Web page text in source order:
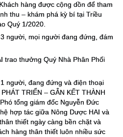
hàng được cộng dồn để tham
thu – khám phá kỳ bí tại Triều
Quý 1/2020.
trao thưởng Quý Nhà Phân Phối
TRIỂN – GẮN KẾT THÀNH
tổng giám đốc Nguyễn Đức
hợp tác giữa Nông Dược HAI và
thiết ngày càng bền chặt và
hàng thân thiết luôn nhiều sức